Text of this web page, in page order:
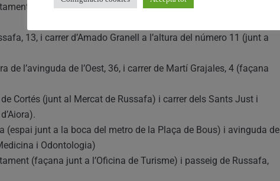
(façana) i avinguda de Tirso de Molina, 16 (junt a l’espai
13, i carrer d’Amado Granell a l’altura del número 11 (junt a
de l’avinguda de l’Oest, 36, i carrer de Martí Grajales, 4 (façana
Cortés (junt al Mercat de Russafa) i carrer dels Sants Just i
(espai junt a la boca del metro de la Plaça de Bous) i avinguda de
i Odontologia)
(façana junt a l’Oficina de Turisme) i passeig de Russafa,